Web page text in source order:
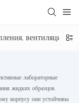
вентиляции и
лабораторные
жидких образцов.
корпусу они устойчивы